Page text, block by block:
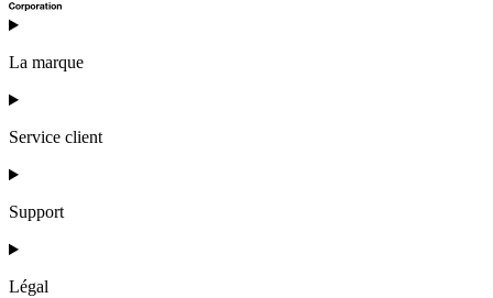
La marque
Service client
Support
Légal